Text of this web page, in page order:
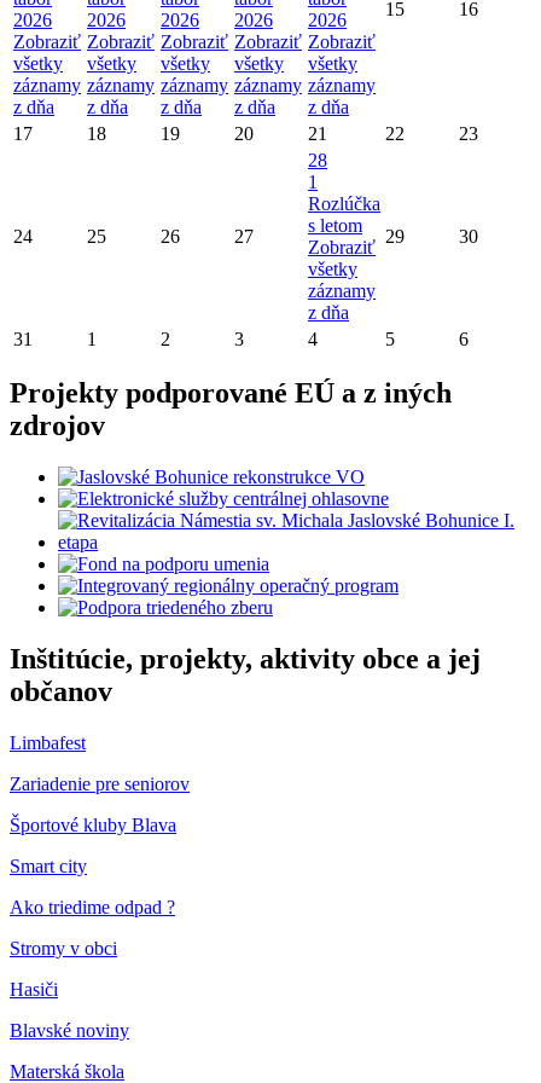
2026
Zobraziť
všetky
záznamy
z dňa
2026
Zobraziť
všetky
záznamy
z dňa
2026
Zobraziť
všetky
záznamy
z dňa
2026
Zobraziť
všetky
záznamy
z dňa
2026
Zobraziť
všetky
záznamy
z dňa
15 16
17 18 19 20 21 22 23
24 25 26 27
28
1
Rozlúčka
s letom
Zobraziť
všetky
záznamy
z dňa
29 30
31 1 2 3 4 5 6
Projekty podporované EÚ a z iných
zdrojov
Inštitúcie, projekty, aktivity obce a jej
občanov
Limbafest
Zariadenie pre seniorov
Športové kluby Blava
Smart city
Ako triedime odpad ?
Stromy v obci
Hasiči
Blavské noviny
Materská škola